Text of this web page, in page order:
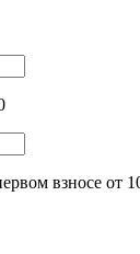
взносе от